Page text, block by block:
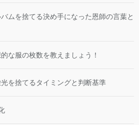
バムを捨てる決め手になった恩師の言葉と
な服の枚数を教えましょう！
光を捨てるタイミングと判断基準